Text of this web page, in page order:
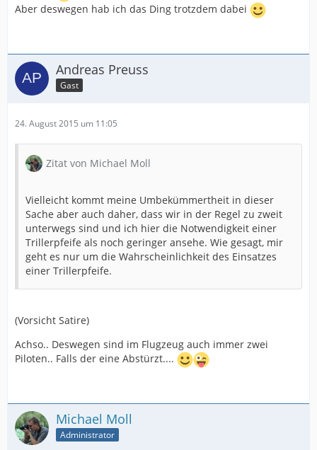
Aber deswegen hab ich das Ding trotzdem dabei
Andreas Preuss
Gast
24. August 2015 um 11:05
Zitat von Michael Moll
Vielleicht kommt meine Umbekümmertheit in dieser
Sache aber auch daher, dass wir in der Regel zu zweit
unterwegs sind und ich hier die Notwendigkeit einer
Trillerpfeife als noch geringer ansehe. Wie gesagt, mir
geht es nur um die Wahrscheinlichkeit des Einsatzes
einer Trillerpfeife.
(Vorsicht Satire)
Achso.. Deswegen sind im Flugzeug auch immer zwei
Piloten.. Falls der eine Abstürzt....
Michael Moll
Administrator